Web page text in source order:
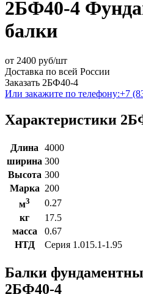
2БФ40-4
балки
от 2400 руб/шт
Доставка по всей России
Заказать 2БФ40-4
Или закажите по телефону:+7
Характеристики
Длина
4000
ширина 300
Высота 300
Марка 200
м3
0.27
кг
17.5
масса
0.67
НТД
Серия 1.015.1-1.95
Балки
2БФ40-4